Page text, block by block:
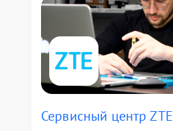
Сервисный центр ZTE